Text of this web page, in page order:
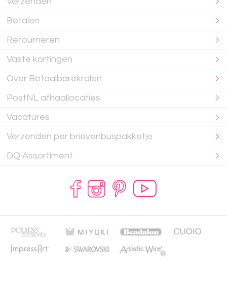
Betalen
Retourneren
Vaste kortingen
Over Betaalbarekralen
PostNL afhaallocaties
Vacatures
Verzenden per brievenbuspakketje
DQ Assortiment